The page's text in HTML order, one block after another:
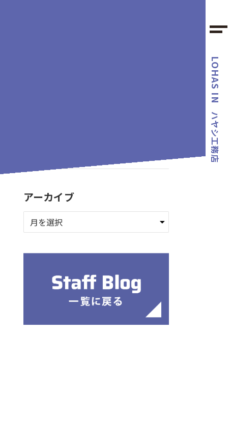
LOHAS IN
ハヤシ工務店
アーカイブ